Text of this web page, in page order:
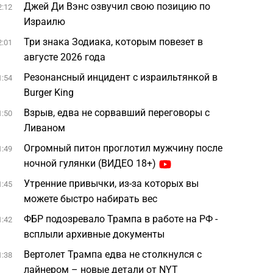
Джей Ди Вэнс озвучил свою позицию по
Израилю
Три знака Зодиака, которым повезет в
августе 2026 года
Резонансный инцидент с израильтянкой в
Burger King
Взрыв, едва не сорвавший переговоры с
Ливаном
Огромный питон проглотил мужчину после
ночной гулянки (ВИДЕО 18+)
Утренние привычки, из-за которых вы
можете быстро набирать вес
ФБР подозревало Трампа в работе на РФ -
всплыли архивные документы
Вертолет Трампа едва не столкнулся с
лайнером – новые детали от NYT